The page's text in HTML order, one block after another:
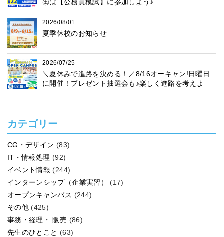
㊏は【公務員模試】に参加しよう♪
2026/08/01
夏季休校のお知らせ
2026/07/25
＼夏休みで進路を決める！／8/16オーキャン!日曜日
に開催！プレゼント抽選会も♪楽しく進路を考えよ
う！
カテゴリー
CG・デザイン (83)
IT・情報処理 (92)
イベント情報 (244)
インターンシップ（企業実習）
(17)
オープンキャンパス (244)
その他 (425)
事務・経理・ 販売 (86)
先生のひとこと (63)